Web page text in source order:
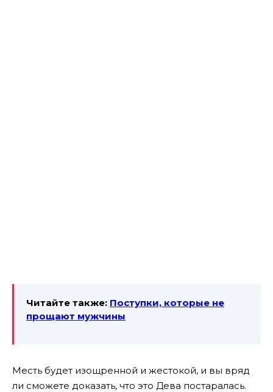
Читайте также: Поступки, которые не
прощают мужчины
Месть будет изощренной и жестокой, и вы вряд
ли сможете доказать, что это Дева постаралась.